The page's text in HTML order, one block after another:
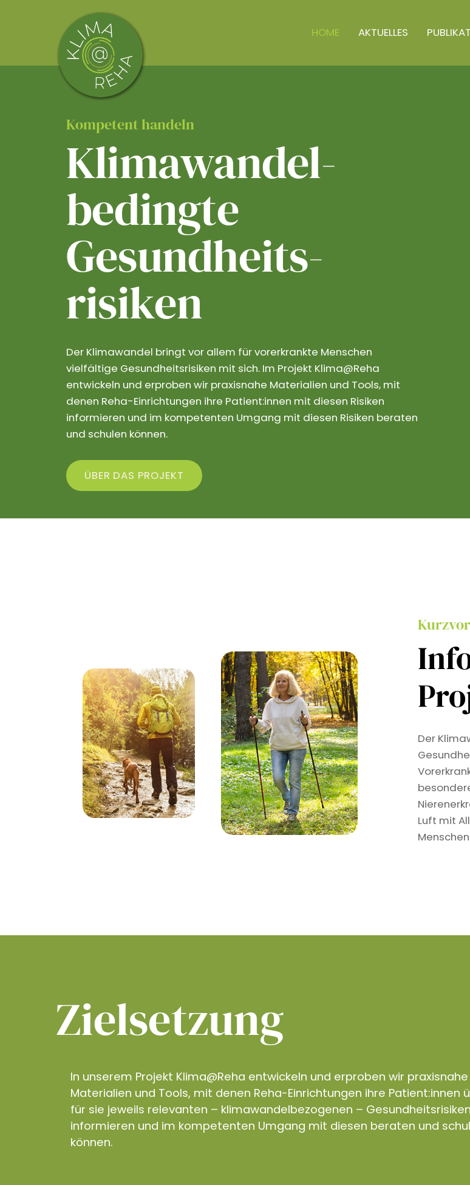
HOME AKTUELLES
Kompetent handeln
Klimawandel­
bedingte
Gesundheits­
risiken
Der Klimawandel bringt vor allem für vorerkrankte Menschen
vielfältige Gesundheitsrisiken mit sich. Im Projekt Klima@Reha
entwickeln und erproben wir praxisnahe Materialien und Tools, mit
denen Reha-Einrichtungen ihre Patient:innen mit diesen Risiken
informieren und im kompetenten Umgang mit diesen Risiken beraten
und schulen können.
ÜBER DAS PROJEKT
Der
Luft mit
Zielsetzung
In unserem Projekt Klima@Reha entwickeln und erproben wir praxisnahe
Materialien und Tools, mit denen Reha-Einrichtungen ihre Patient:innen
für sie jeweils relevanten – klimawandelbezogenen – Gesundheitsrisiken
informieren und im kompetenten Umgang mit diesen beraten und
können.